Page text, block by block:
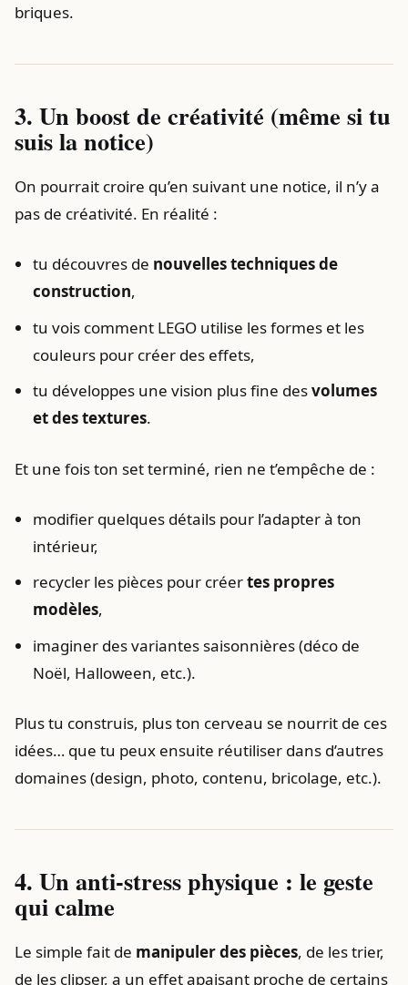
briques.
3. Un boost de créativité (même si tu
suis la notice)
On pourrait croire qu’en suivant une notice, il n’y a
pas de créativité. En réalité :
tu découvres de nouvelles techniques de
construction,
tu vois comment LEGO utilise les formes et les
couleurs pour créer des effets,
tu développes une vision plus fine desvolumes
et des textures.
Et une fois ton set terminé, rien ne t’empêche de :
modifier quelques détails pour l’adapter à ton
intérieur,
recycler les pièces pour créertes propres
modèles,
imaginer des variantes saisonnières (déco de
Noël, Halloween, etc.).
Plus tu construis, plus ton cerveau se nourrit de ces
idées… que tu peux ensuite réutiliser dans d’autres
domaines (design, photo, contenu, bricolage, etc.).
4. Un anti-stress physique : le geste
qui calme
Le simple fait de manipuler des pièces, de les trier,
de les clipser, a un effet apaisant proche de certains